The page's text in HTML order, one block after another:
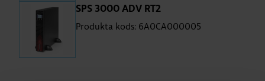
SPS 3000 ADV RT2
Produkta kods: 6A0CA000005